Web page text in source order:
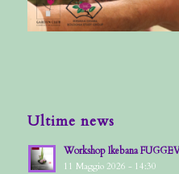
Ultime news
Workshop Ikebana
11 Maggio 2026 - 14:30